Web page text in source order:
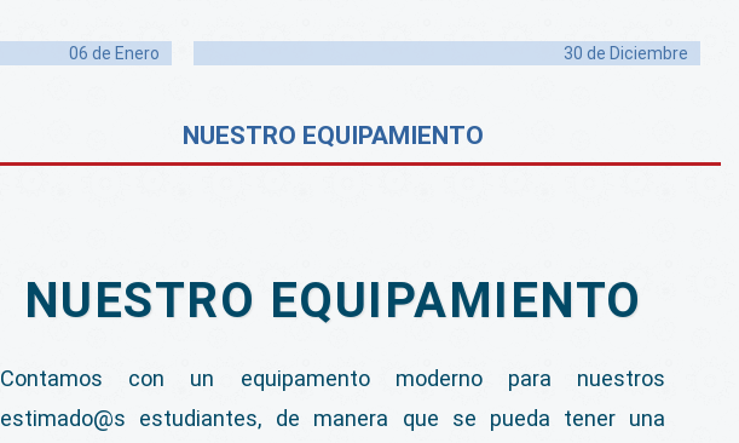
06 de Enero 30 de Diciembre
NUESTRO EQUIPAMIENTO
NUESTRO EQUIPAMIENTO
Contamos con un equipamento moderno para nuestros
estimado@s estudiantes, de manera que se pueda tener una